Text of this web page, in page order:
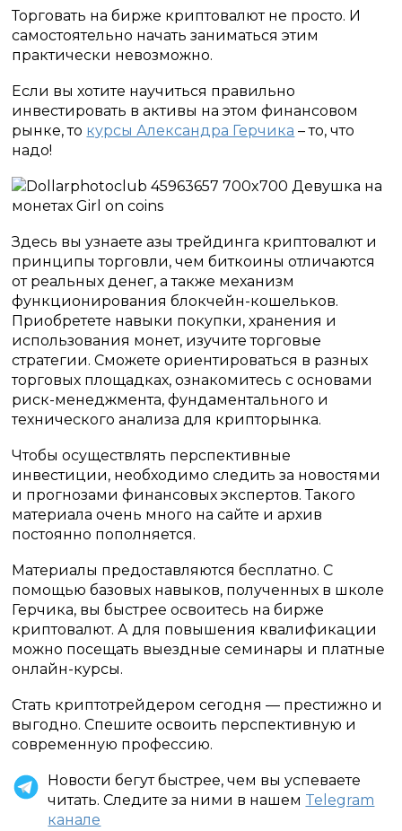
Торговать на бирже криптовалют не просто. И
самостоятельно начать заниматься этим
практически невозможно.
Если вы хотите научиться правильно
инвестировать в активы на этом финансовом
рынке, то курсы Александра Герчика – то, что
надо!
Здесь вы узнаете азы трейдинга криптовалют и
принципы торговли, чем биткоины отличаются
от реальных денег, а также механизм
функционирования блокчейн-кошельков.
Приобретете навыки покупки, хранения и
использования монет, изучите торговые
стратегии. Сможете ориентироваться в разных
торговых площадках, ознакомитесь с основами
риск-менеджмента, фундаментального и
технического анализа для крипторынка.
Чтобы осуществлять перспективные
инвестиции, необходимо следить за новостями
и прогнозами финансовых экспертов. Такого
материала очень много на сайте и архив
постоянно пополняется.
Материалы предоставляются бесплатно. С
помощью базовых навыков, полученных в школе
Герчика, вы быстрее освоитесь на бирже
криптовалют. А для повышения квалификации
можно посещать выездные семинары и платные
онлайн-курсы.
Стать криптотрейдером сегодня — престижно и
выгодно. Спешите освоить перспективную и
современную профессию.
Новости бегут быстрее, чем вы успеваете
читать. Следите за ними в нашем Telegram
канале